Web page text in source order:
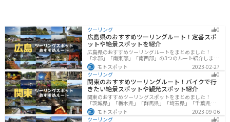
ツーリング 0
広島県のおすすめツーリングルート！定番スポ
ットや絶景スポットを紹介
広島県のおすすめツーリングルートをまとめました！
「北部」「南東部」「南西部」の3つのルート紹介しま
す。自然豊かな山と海だけでなく、歴史的価値のある建
造物も多数あるので、飽きることなくツーリングを堪能
できます。バイクで広島県にツーリングに行く際は参考
にしてください。
モトスポット
2023-02-27
ツーリング
0
関東のおすすめツーリングルート！バイクで行
きたい絶景スポットや観光スポット紹介
関東のおすすめツーリングスポットをまとめました！
「茨城県」「栃木県」「群馬県」「埼玉県」「千葉県」
「東京都」「神奈川県」の各県の観光地紹介します。自
然豊かな山々や湖、温泉地が点在し、四季折々の景色を
モトスポット
2023-09-06
ツーリング
0